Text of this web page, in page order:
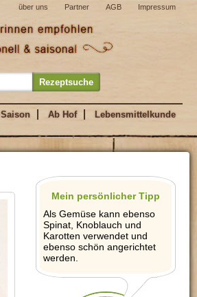
über uns Partner AGB Impressum
Saison Ab Hof Lebensmittelkunde
Mein persönlicher Tipp
Als Gemüse kann ebenso
Spinat, Knoblauch und
Karotten verwendet und
ebenso schön angerichtet
werden.